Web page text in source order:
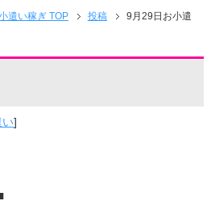
遣い稼ぎ TOP 投稿
9月29日お小遣
い]